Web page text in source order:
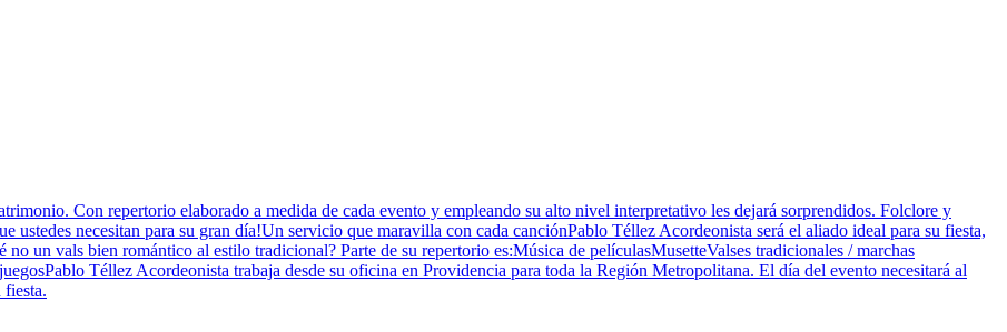
Con repertorio elaborado a medida de cada evento y empleando su alto nivel interpretativo les dejará sorprendidos. Folclore y
ustedes necesitan para su gran día!Un servicio que maravilla con cada canciónPablo Téllez Acordeonista será el aliado ideal para su fiesta,
un vals bien romántico al estilo tradicional? Parte de su repertorio es:Música de películasMusetteValses tradicionales / marchas
Téllez Acordeonista trabaja desde su oficina en Providencia para toda la Región Metropolitana. El día del evento necesitará al
fiesta.